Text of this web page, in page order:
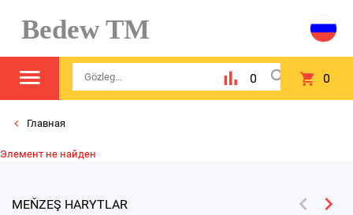
Bedew TM
0 0
Главная
Элемент не найден
MEŇZEŞ HARYTLAR